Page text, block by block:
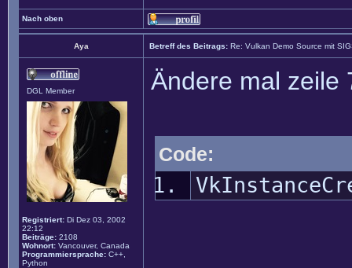
Nach oben
Aya Betreff des Beitrags: Re: Vulkan Demo Source mit
DGL Member
Registriert: Di Dez 03, 2002
22:12
Beiträge: 2108
Wohnort: Vancouver, Canada
Programmiersprache: C++,
Python
Ändere mal zeile
Code: